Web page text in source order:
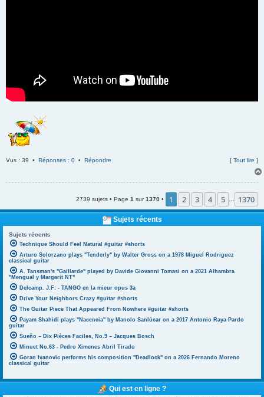
Vus : 39 • Réponses : 0 • Répondre [ Tout lire ]
2739 sujets • Page 1 sur1370 • 1 2 3 4 5 1370
Sujets récents
Sujets récents
Technique Should Feel Natural #guitar #shorts
Arturo Solorzano plays "Tenderly" by Walter Gross on a 1978 Miguel Rodriguez
classical guitar
A. Tansman's "Gaillarde" played by Davide Giovanni Tomasi on a 2021 Alhambra
"Mengual y Margarit NT"
Delcamp. J.F: - TANGO en la mieur opus 3a
Drive Your Neighbors Crazy #guitar #shorts
The Guitar Piece That Appeared From Nowhere #guitar #shorts
Payam Shahidi plays "Nacencia" by Manolo Sanlúcar on a 2017 Antonio Raya Pardo
guitar
Sueño – Dix Pièces Faciles, No.9 – Jacques Bosch
Minuet No.63 - Pedro Ximenes Abril Tirado
Goran Ivanovic performs his composition "Deadlock" on a 2026 Fernando Moreno
classical guitar
Qui est en ligne ?